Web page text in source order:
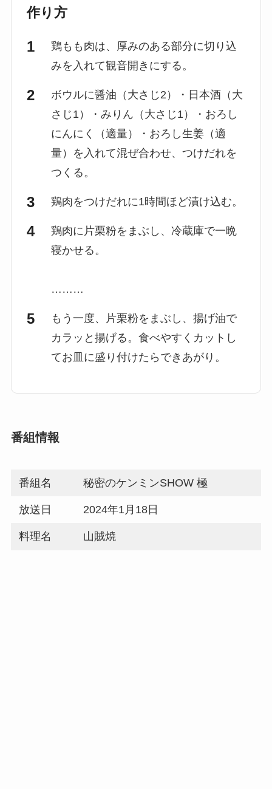
作り方
鶏もも肉は、厚みのある部分に切り込
みを入れて観音開きにする。
ボウルに醤油（大さじ2）・日本酒（大
さじ1）・みりん（大さじ1）・おろし
にんにく（適量）・おろし生姜（適
量）を入れて混ぜ合わせ、つけだれを
つくる。
鶏肉をつけだれに1時間ほど漬け込む。
鶏肉に片栗粉をまぶし、冷蔵庫で一晩
寝かせる。
………
もう一度、片栗粉をまぶし、揚げ油で
カラッと揚げる。食べやすくカットし
てお皿に盛り付けたらできあがり。
番組情報
番組名 秘密のケンミンSHOW 極
放送日 2024年1月18日
料理名 山賊焼